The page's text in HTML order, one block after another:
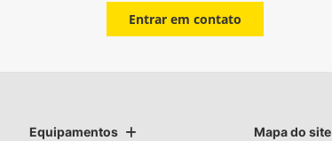
Entrar em contato
Equipamentos Mapa do site